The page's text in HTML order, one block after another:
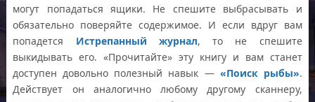
могут попадаться ящики. Не спешите выбрасывать и
обязательно поверяйте содержимое. И если вдруг вам
попадется Истрепанный журнал, то не спешите
выкидывать его. «Прочитайте» эту книгу и вам станет
доступен довольно полезный навык — «Поиск рыбы».
Действует он аналогично любому другому сканнеру,